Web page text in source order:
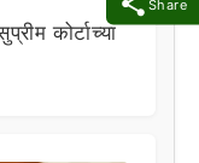
Share
कोर्टाच्या